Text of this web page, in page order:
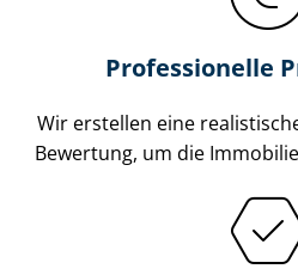
Professionelle
Wir erstellen eine
Bewertung, um die